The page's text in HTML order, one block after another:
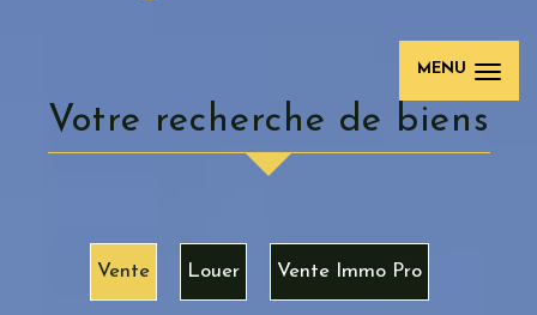
MENU
votre recherche de biens
Vente Louer Vente Immo Pro